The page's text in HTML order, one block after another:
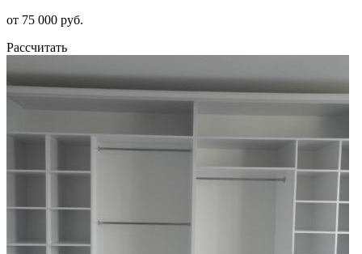
от 75 000 руб.
Рассчитать